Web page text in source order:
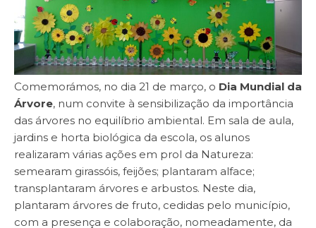
Comemorámos, no dia 21 de março, o Dia Mundial da
Árvore, num convite à sensibilização da importância
das árvores no equilíbrio ambiental. Em sala de aula,
jardins e horta biológica da escola, os alunos
realizaram várias ações em prol da Natureza:
semearam girassóis, feijões; plantaram alface;
transplantaram árvores e arbustos. Neste dia,
plantaram árvores de fruto, cedidas pelo município,
com a presença e colaboração, nomeadamente, da